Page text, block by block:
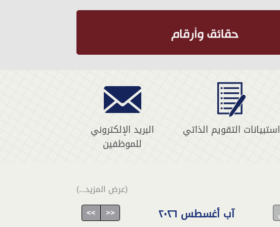
استبيانات التقويم الذاتي
البريد الإلكتروني
للموظفين
(عرض المزيد...)